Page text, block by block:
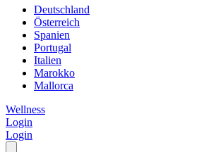
Deutschland
Österreich
Spanien
Portugal
Italien
Marokko
Mallorca
Wellness
Login
Login